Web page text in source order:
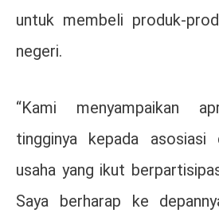
untuk membeli produk-
negeri.
“Kami menyampaikan
tingginya kepada asosiasi
usaha yang ikut
Saya berharap ke